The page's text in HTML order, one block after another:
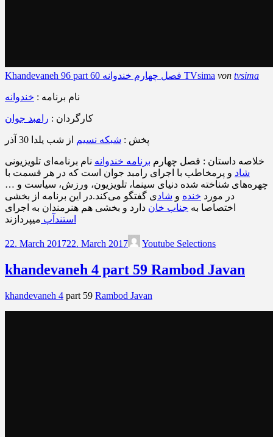
Khandevaneh 96 part 60 فصل چهارم خندوانه TVsima von tvsima
نام برنامه : خندوانه
کارگردان : رامبد جوان
پخش : شبکه نسیم از شب یلدا 30 آذر
خلاصه داستان : فصل چهارم برنامه خندوانه نام برنامه‌ای تلویزیونی
شاد و پرمخاطب با اجرای رامبد جوان است که در هر قسمت با
چهره‌های شناخته شده دنیای سینما، تلویزیون، ورزش، سیاست و …
در مورد خنده و شادی گفتگو می‌کند.در این برنامه از بخشی
اختصاصا به جناب خان دارد و بخشی هم هنرمندان به اجرای
استندآپ میپردازند
22. March 201722. March 2017 Youtube Selections
khandevaneh 4 part 59 Rambod Javan
khandevaneh 4 part 59 Rambod Javan